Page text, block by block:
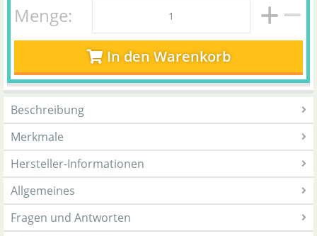
Menge:
In den Warenkorb
Beschreibung
Merkmale
Hersteller-Informationen
Allgemeines
Fragen und Antworten